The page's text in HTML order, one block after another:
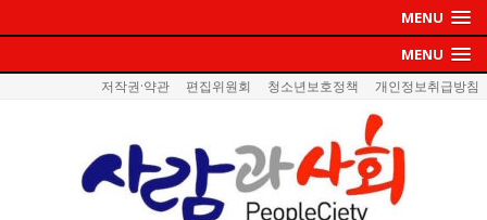
MENU
MENU
저작권·약관 편집위원회 청소년보호정책 개인정보취급방침